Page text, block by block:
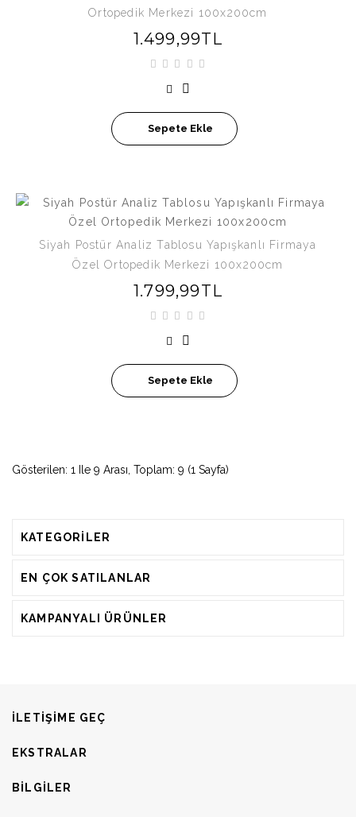
Ortopedik Merkezi 100x200cm
1.499,99TL
Sepete Ekle
Siyah Postür Analiz Tablosu Yapışkanlı Firmaya
Özel Ortopedik Merkezi 100x200cm
1.799,99TL
Sepete Ekle
Gösterilen: 1 Ile 9 Arası, Toplam: 9 (1 Sayfa)
KATEGORILER
EN ÇOK SATILANLAR
KAMPANYALI ÜRÜNLER
ILETIŞIME GEÇ
EKSTRALAR
BILGILER